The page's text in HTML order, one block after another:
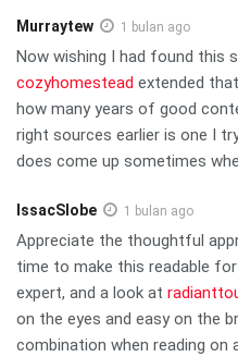
Murraytew 1 bulan ago
Now wishing I had found this
cozyhomestead extended
how many years of good
right sources earlier is one I
does come up sometimes
IssacSlobe 1 bulan ago
Appreciate the thoughtful
time to make this readable
expert, and a look at
on the eyes and easy on the
combination when reading on